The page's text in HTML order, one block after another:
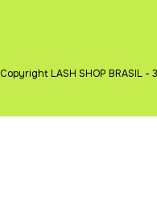
Copyright LASH SHOP BRASIL